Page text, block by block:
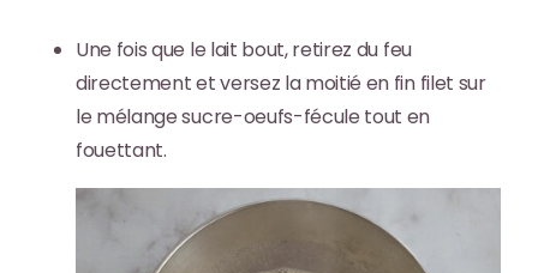
Une fois que le lait bout, retirez du feu
directement etversez la moitié en fin filet sur
le mélange sucre-oeufs-fécule tout en
fouettant.